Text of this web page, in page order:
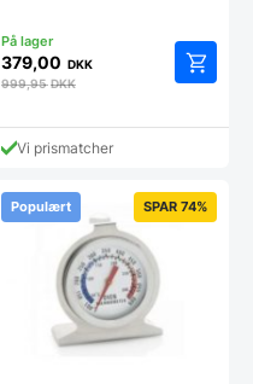
379,00 DKK
999,95DKK
Vi prismatcher
Populært SPAR 74%